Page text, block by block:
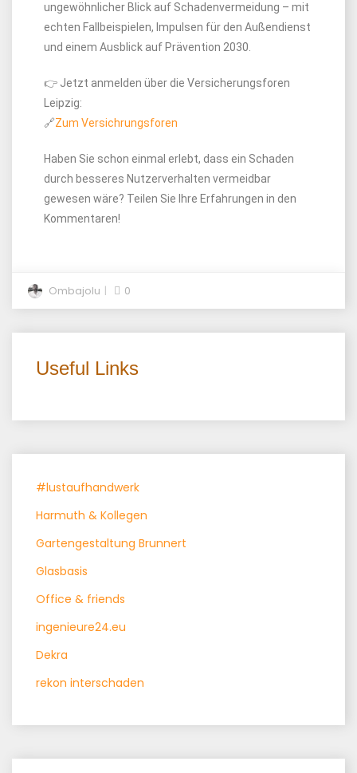
ungewöhnlicher Blick auf Schadenvermeidung – mit
echten Fallbeispielen, Impulsen für den Außendienst
und einem Ausblick auf Prävention 2030.
👉 Jetzt anmelden über die Versicherungsforen
Leipzig:
🔗Zum Versichrungsforen
Haben Sie schon einmal erlebt, dass ein Schaden
durch besseres Nutzerverhalten vermeidbar
gewesen wäre? Teilen Sie Ihre Erfahrungen in den
Kommentaren!
Ombajolu 0
Useful Links
#lustaufhandwerk
Harmuth & Kollegen
Gartengestaltung Brunnert
Glasbasis
Office & friends
ingenieure24.eu
Dekra
rekon interschaden